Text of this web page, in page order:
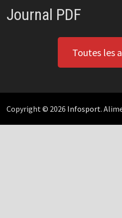
Journal PDF
Toutes les
Copyright © 2026 Infosport.